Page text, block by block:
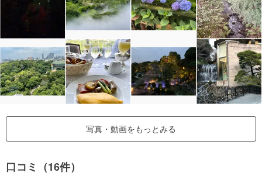
写真・動画をもっとみる
口コミ（16件）